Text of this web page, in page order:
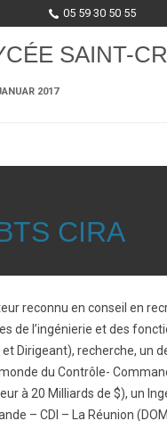
05 59 30 50 55
SAINT-
2017
CIRA
reconnu en conseil en
de l’ingénierie et des
Dirigeant), recherche, un
du Contrôle-
à 20 Milliards de $), un
– CDI – La Réunion